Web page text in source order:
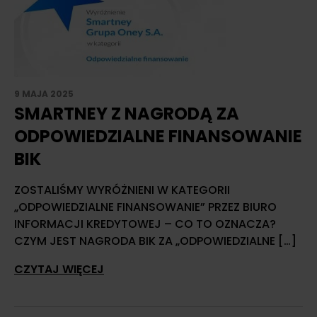
9 MAJA 2025
SMARTNEY Z NAGRODĄ ZA
ODPOWIEDZIALNE FINANSOWANIE
BIK
ZOSTALIŚMY WYRÓŻNIENI W KATEGORII
„ODPOWIEDZIALNE FINANSOWANIE” PRZEZ BIURO
INFORMACJI KREDYTOWEJ – CO TO OZNACZA?
CZYM JEST NAGRODA BIK ZA „ODPOWIEDZIALNE […]
CZYTAJ WIĘCEJ